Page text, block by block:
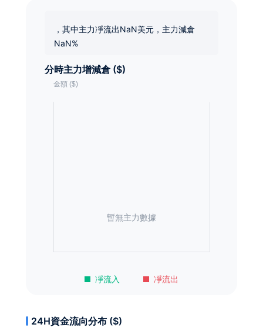
，其中主力凈流出NaN美元，主力減倉
NaN%
分時主力增減倉 ($)
凈流入 凈流出
暫無主力數據
24H資金流向分布 ($)